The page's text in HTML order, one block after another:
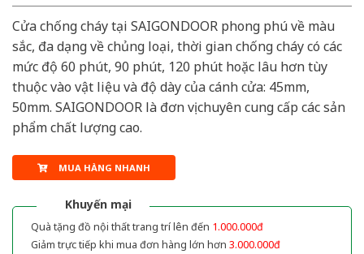
Cửa chống cháy tại SAIGONDOOR phong phú về màu
sắc, đa dạng về chủng loại, thời gian chống cháy có các
mức độ 60 phút, 90 phút, 120 phút hoặc lâu hơn tùy
thuộc vào vật liệu và độ dày của cánh cửa: 45mm,
50mm. SAIGONDOOR là đơn vị chuyên cung cấp các sản
phẩm chất lượng cao.
MUA HÀNG NHANH
Khuyến mại
Quà tặng đồ nội thất trang trí lên đến 1.000.000đ
Giảm trực tiếp khi mua đơn hàng lớn hơn 3.000.000đ